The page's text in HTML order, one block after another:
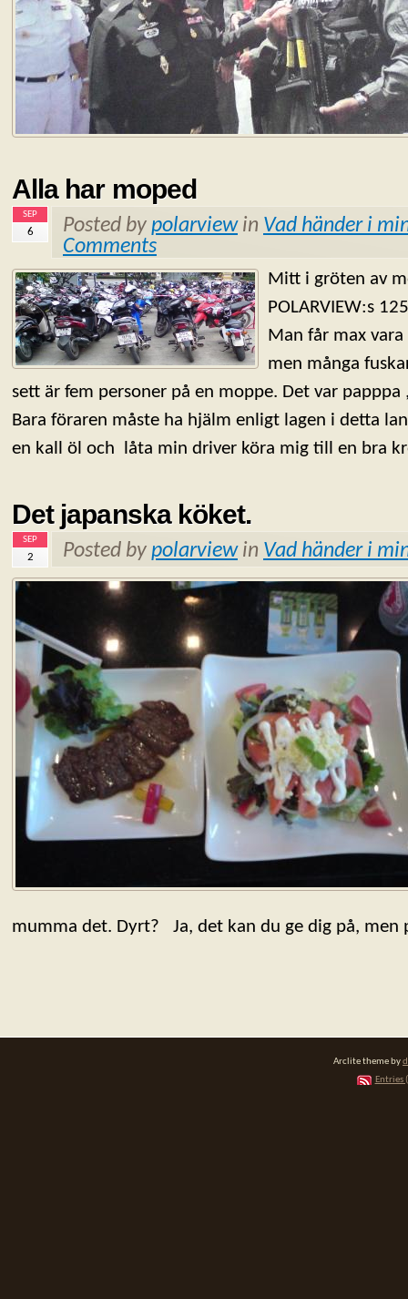
Alla har moped
SEP
6 Posted by polarviewin Vad händer i
Comments
Mitt i gröten av
POLARVIEW:s
Man får max
men många
sett är fem personer på en moppe. Det var
Bara föraren måste ha hjälm enligt lagen i detta
en kall öl och låta min driver köra mig till en bra
Det japanska köket.
SEP
2 Posted by polarviewin Vad händer i
mumma det. Dyrt? Ja, det kan du ge dig på, men
Arclite theme by
Entries